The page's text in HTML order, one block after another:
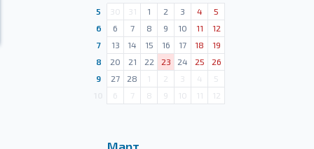
5
30 31 1 2 3 4
5
6
6 7 8 9 10 11
12
7
13 14 15 16 17 18
19
8
20 21 22 23 24 25
26
9
27 28 1 2 3 4
5
6 7 8 9 10 11 12